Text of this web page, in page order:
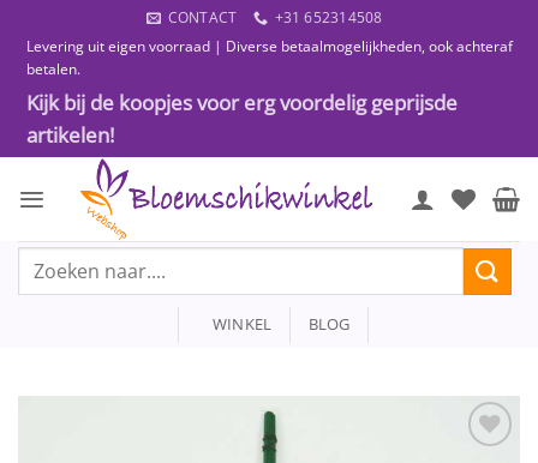
naar
inhoud
CONTACT
+31 652314508
Levering uit eigen voorraad | Diverse betaalmogelijkheden, ook achteraf
betalen.
Kijk bij de koopjes voor erg voordelig geprijsde
artikelen!
Zoeken
WINKEL BLOG